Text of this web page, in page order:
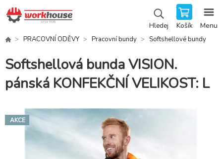
Hledej Košík Menu
PRACOVNÍ ODĚVY Pracovní bundy Softshellové bundy
Softshellová bunda VISION.
pánská KONFEKČNÍ VELIKOST: L
AKCE